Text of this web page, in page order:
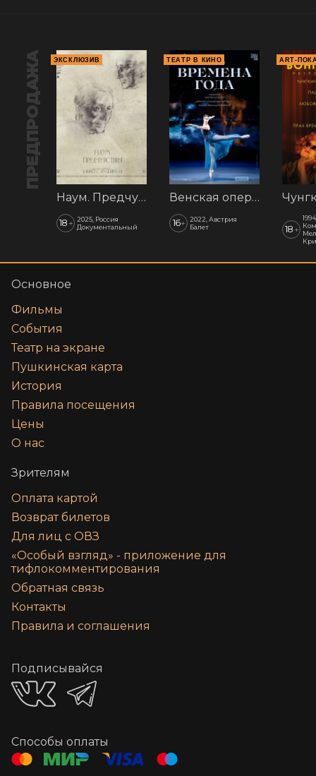
ПРЕДПРОДАЖА ЭКСКЛЮЗИВ
Наум. Предчувствия
18 + 2025, Россия
Документальный
ТЕАТР В КИНО
Венская опера: Времена года
16+
2022, Австрия
Балет
ART-
18 +
Основное
Фильмы
События
Театр на экране
Пушкинская карта
История
Правила посещения
Цены
О нас
Зрителям
Оплата картой
Возврат билетов
Для лиц с ОВЗ
«‎Особый взгляд» - приложение для
тифлокомментирования
Обратная связь
Контакты
Правила и соглашения
Подписывайся
Способы оплаты